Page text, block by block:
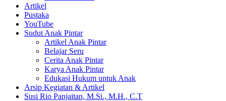
Artikel
Pustaka
YouTube
Sudut Anak Pintar
Artikel Anak Pintar
Belajar Seru
Cerita Anak Pintar
Karya Anak Pintar
Edukasi Hukum untuk Anak
Arsip Kegiatan & Artikel
Susi Rio Panjaitan, M.Si., M.H., C.T